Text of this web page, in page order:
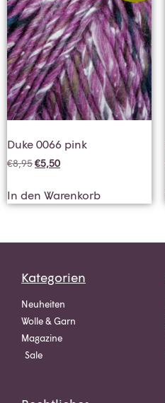
Duke 0066 pink
€8,95€5,50
In den Warenkorb
Kategorien
Neuheiten
Wolle & Garn
Magazine
Sale